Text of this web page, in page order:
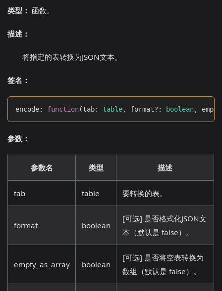
类型： 函数。
描述：
将指定的表转换为JSON文本。
签名：
encode: function(tab: table, format? : boolean,
参数：
参数名 类型 描述
tab table 要转换的表。
format boolean
[可选] 是否格式化JSON文
本（默认是 false）。
empty_as_array boolean
[可选] 是否将空表转换为
数组（默认是 false）。